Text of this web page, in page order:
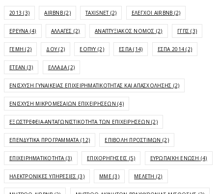
2013 (3) AIRBNB(2) TAXISNET(2) ΈΛΕΓΧΟΙ AIRBNB (2)
ΈΡΕΥΝΑ(4) ΑΛΛΑΓΈΣ (2) ΑΝΑΠΤΥΞΙΑΚΌΣ ΝΌΜΟΣ (2) ΓΓΠΣ (3)
ΓΕΜΗ (2) ΔΟΥ (2) ΕΟΠΥΥ (2) ΕΣΠΑ(14) ΕΣΠΑ 2014 (2)
ΕΤΕΑΝ (3) ΕΛΛΆΔΑ(2)
ΕΝΊΣΧΥΣΗ ΓΥΝΑΙΚΕΊΑΣ ΕΠΙΧΕΙΡΗΜΑΤΙΚΌΤΗΤΑΣ ΚΑΙ ΑΠΑΣΧΌΛΗΣΗΣ (2)
ΕΝΊΣΧΥΣΗ ΜΙΚΡΟΜΕΣΑΊΩΝ ΕΠΙΧΕΙΡΉΣΕΩΝ (4)
ΕΞΩΣΤΡΈΦΕΙΑ-ΑΝΤΑΓΩΝΙΣΤΙΚΌΤΗΤΑ ΤΩΝ ΕΠΙΧΕΙΡΉΣΕΩΝ (2)
ΕΠΕΝΔΥΤΙΚΆ ΠΡΟΓΡΆΜΜΑΤΑ(12) ΕΠΙΒΟΛΉ ΠΡΟΣΤΊΜΩΝ (2)
ΕΠΙΧΕΙΡΗΜΑΤΙΚΌΤΗΤΑ(3) ΕΠΙΧΟΡΗΓΉΣΕΙΣ (5) ΕΥΡΩΠΑΪΚΉ ΈΝΩΣΗ (4)
ΗΛΕΚΤΡΟΝΙΚΈΣ ΥΠΗΡΕΣΊΕΣ (3) ΜΜΕ (3) ΜΕΛΈΤΗ (2)